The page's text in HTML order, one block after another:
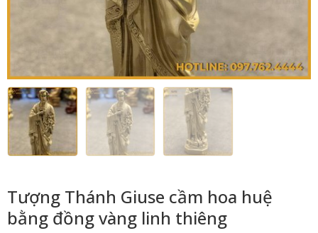
Tượng Thánh Giuse cầm hoa huệ
bằng đồng vàng linh thiêng